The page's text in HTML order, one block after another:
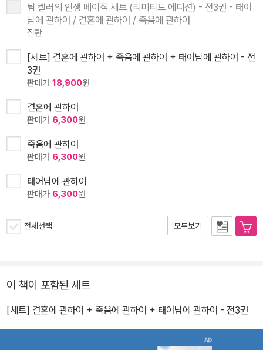
팀 켈러의 인생 베이직 세트 (리미티드 에디션) - 전3권 - 태어
남에 관하여 / 결혼에 관하여 / 죽음에 관하여
절판
[세트] 결혼에 관하여 + 죽음에 관하여 + 태어남에 관하여 - 전
3권
판매가 18,900원
결혼에 관하여
판매가 6,300원
죽음에 관하여
판매가 6,300원
태어남에 관하여
판매가 6,300원
전체선택 모두보기
이 책이 포함된 세트
[세트] 결혼에 관하여 + 죽음에 관하여 + 태어남에 관하여 - 전3권